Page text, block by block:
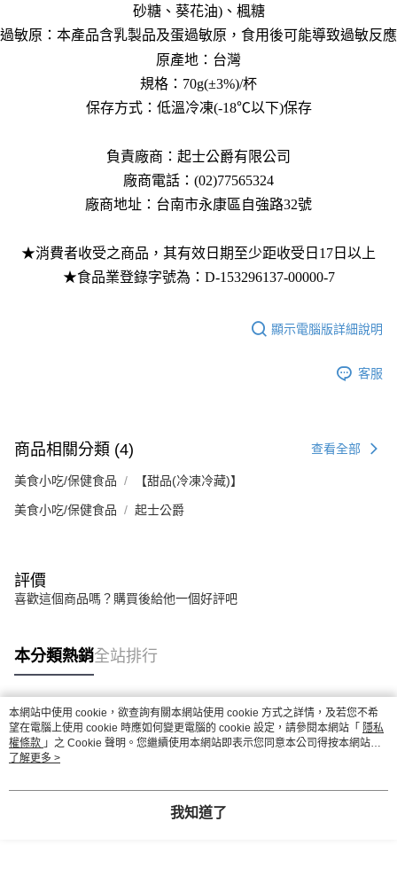
砂糖、葵花油)、楓糖
過敏原：本產品含乳製品及蛋過敏原，食用後可能導致過敏反應
原產地：台灣
規格：70g(±3%)/杯
保存方式：低溫冷凍(-18℃以下)保存
負責廠商：起士公爵有限公司
廠商電話：(02)77565324
廠商地址：台南市永康區自強路32號
★消費者收受之商品，其有效日期至少距收受日17日以上
★食品業登錄字號為：D-153296137-00000-7
顯示電腦版詳細說明
客服
商品相關分類 (4) 查看全部
美食小吃/保健食品 【甜品(冷凍冷藏)】
美食小吃/保健食品 起士公爵
評價
喜歡這個商品嗎？購買後給他一個好評吧
本分類熱銷全站排行
熱門標籤
本網站中使用 cookie，欲查詢有關本網站使用 cookie 方式之詳情，及若您不希
望在電腦上使用 cookie 時應如何變更電腦的 cookie 設定，請參閱本網站「 隱私
權條款 」之 Cookie 聲明。您繼續使用本網站即表示您同意本公司得按本網站使
用條款之 Cookie 聲明使用 cookie。
了解更多 >
我知道了